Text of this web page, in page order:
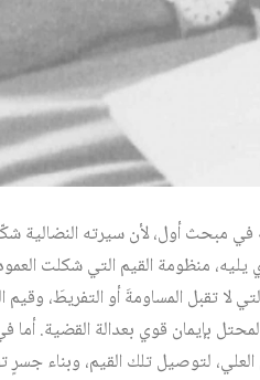
مبحث أول، لأن سيرته النضالية
يليه، منظومة القيم التي شكلت
لا تقبل المساومةَ أو التفريطَ،
بإيمان قوي بعدالة القضية. أما
لتوصيل تلك القيم، وبناء